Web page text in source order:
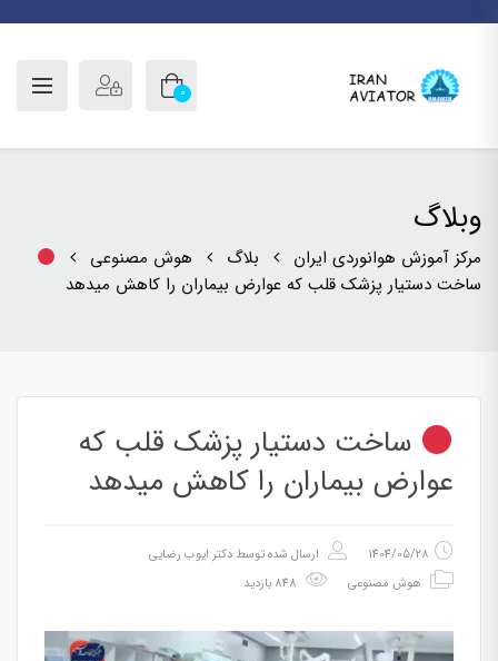
0
وبلاگ
مرکز آموزش هوانوردی ایران بلاگ
هوش مصنوعی
ساخت دستیار پزشک قلب که عوارض بیماران را کاهش میدهد
ساخت دستیار پزشک قلب که
عوارض بیماران را کاهش میدهد
1404/05/28 ارسال شده توسط دکتر ایوب رضایی
هوش مصنوعی